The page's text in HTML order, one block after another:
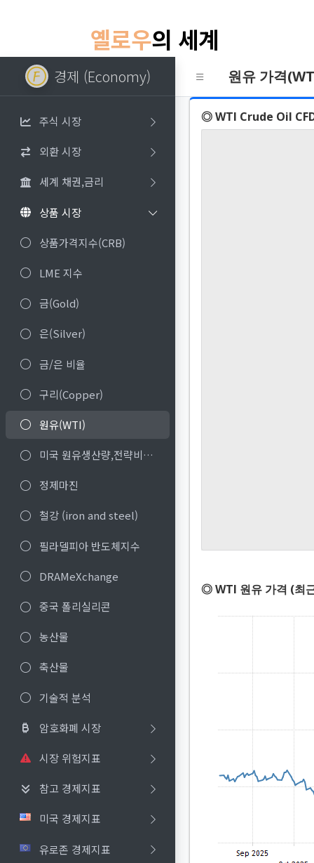
옐로우의 세계
원유 가격
경제 (Economy)
주식 시장
외환 시장
세계 채권,금리
상품 시장
상품가격지수(CRB)
LME 지수
금(Gold)
은(Silver)
금/은 비율
구리(Copper)
원유(WTI)
미국 원유생산량,전략비축재고
정제마진
철강 (iron and steel)
필라델피아 반도체지수
DRAMeXchange
중국 폴리실리콘
농산물
축산물
기술적 분석
암호화폐 시장
시장 위험지표
참고 경제지표
미국 경제지표
유로존 경제지표
◎ WTI Crude Oil
◎ WTI 원유 가격 (최